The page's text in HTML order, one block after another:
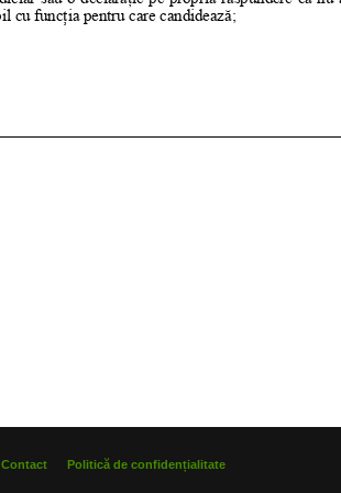
Contact Politică de confidențialitate